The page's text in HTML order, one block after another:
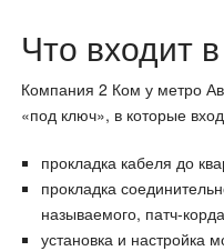
Что входит
Компания 2 Ком у метро
«под ключ», в которые
прокладка кабеля до
прокладка
называемого, патч-
установка и настройка